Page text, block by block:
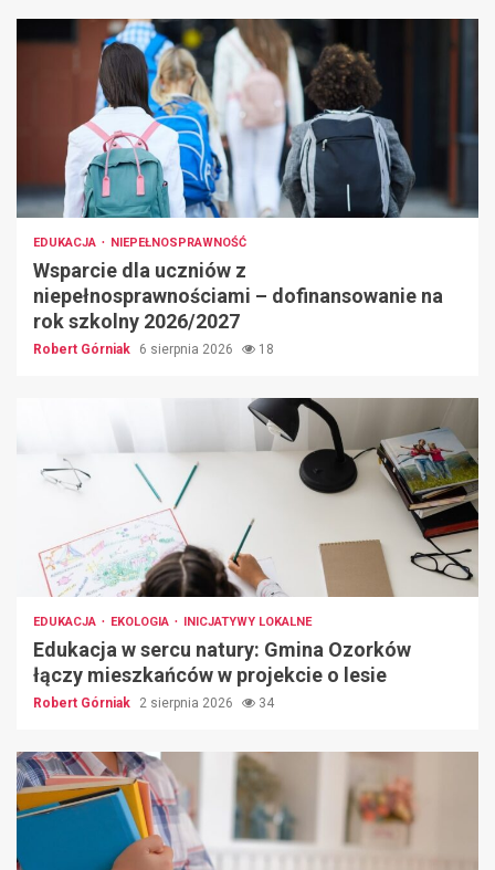
EDUKACJA NIEPEŁNOSPRAWNOŚĆ
Wsparcie dla uczniów z
niepełnosprawnościami – dofinansowanie na
rok szkolny 2026/2027
Robert Górniak 6 sierpnia 2026 18
EDUKACJA EKOLOGIA INICJATYWY LOKALNE
Edukacja w sercu natury: Gmina Ozorków
łączy mieszkańców w projekcie o lesie
Robert Górniak 2 sierpnia 2026 34